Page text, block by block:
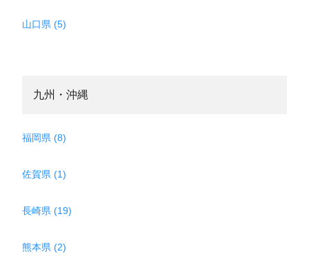
山口県 (5)
九州・沖縄
福岡県 (8)
佐賀県 (1)
長崎県 (19)
熊本県 (2)